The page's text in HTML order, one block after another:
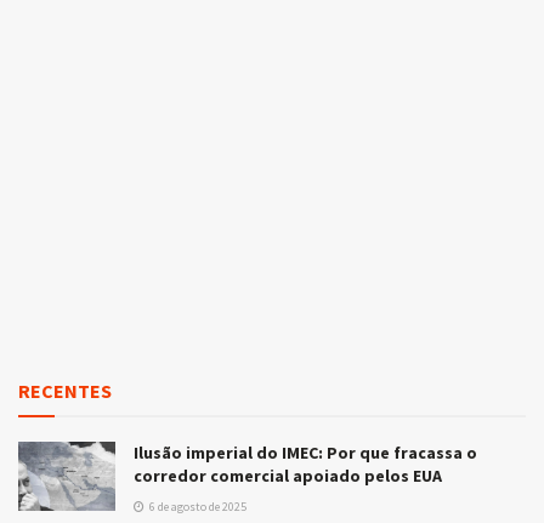
RECENTES
Ilusão imperial do IMEC: Por que fracassa o
corredor comercial apoiado pelos EUA
6 de agosto de 2025